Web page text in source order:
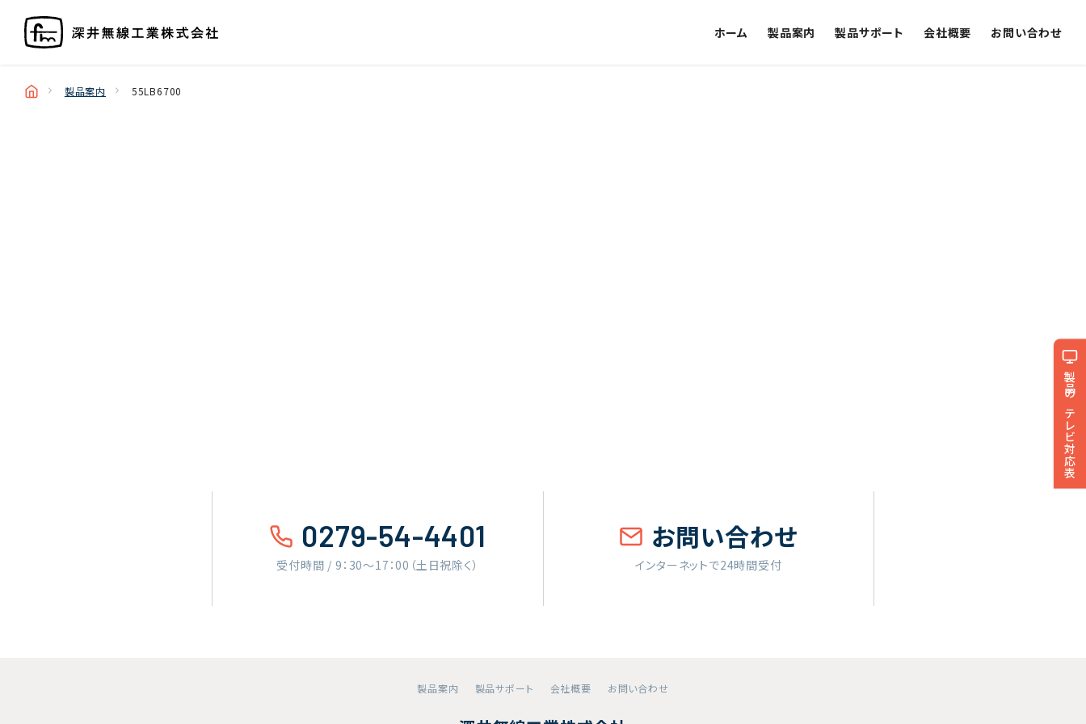
製品のテレビ対応表
ホーム 製品案内 製品サポート 会社概要 お問い合わせ
製品案内 55LB6700
0279-54-4401
受付時間 / 9：30〜17：00（土日祝除く）
お問い合わせ
インターネットで24時間受付
製品案内 製品サポート 会社概要 お問い合わせ